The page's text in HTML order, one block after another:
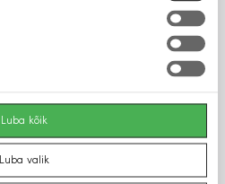
Luba kõik
Luba valik